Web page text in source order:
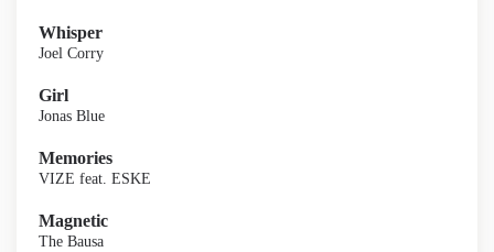
Whisper
Joel Corry
Girl
Jonas Blue
Memories
VIZE feat. ESKE
Magnetic
The Bausa